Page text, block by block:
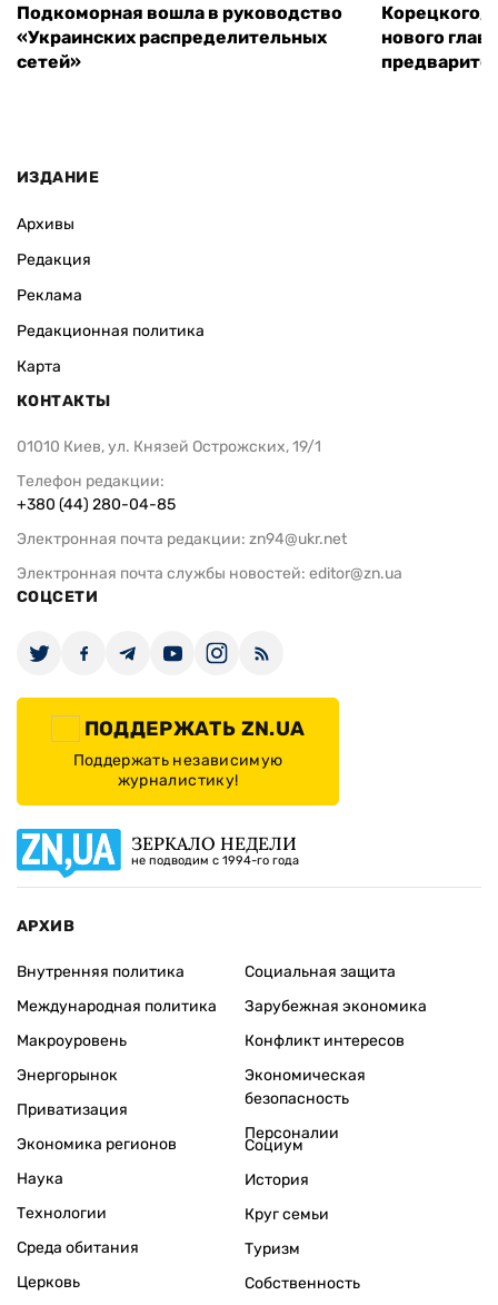
Подкоморная вошла в руководство
«Украинских распределительных
сетей»
Корецкого,
нового
ИЗДАНИЕ
Архивы
Редакция
Реклама
Редакционная политика
Карта
КОНТАКТЫ
01010 Киев, ул. Князей Острожских, 19/1
Телефон редакции:
+380 (44) 280-04-85
Электронная почта редакции: zn94@ukr.net
Электронная почта службы новостей: editor@zn.ua
СОЦСЕТИ
ПОДДЕРЖАТЬ ZN.UA
Поддержать независимую
журналистику!
ЗЕРКАЛО НЕДЕЛИ
не подводим с 1994-го года
АРХИВ
Внутренняя политика
Международная политика
Макроуровень
Энергорынок
Приватизация
Экономика регионов
Социальная защита
Зарубежная экономика
Конфликт интересов
Экономическая
безопасность
Персоналии
Наука
Технологии
Среда обитания
Церковь
Социум
История
Круг семьи
Туризм
Собственность